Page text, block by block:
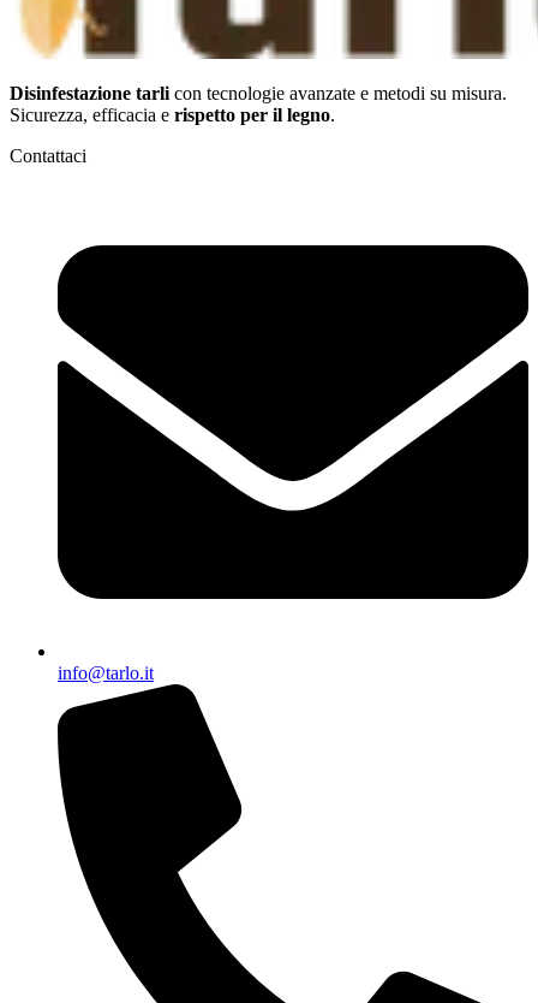
Disinfestazione tarli con tecnologie avanzate e metodi su misura.
Sicurezza, efficacia e rispetto per il legno.
Contattaci
info@tarlo.it